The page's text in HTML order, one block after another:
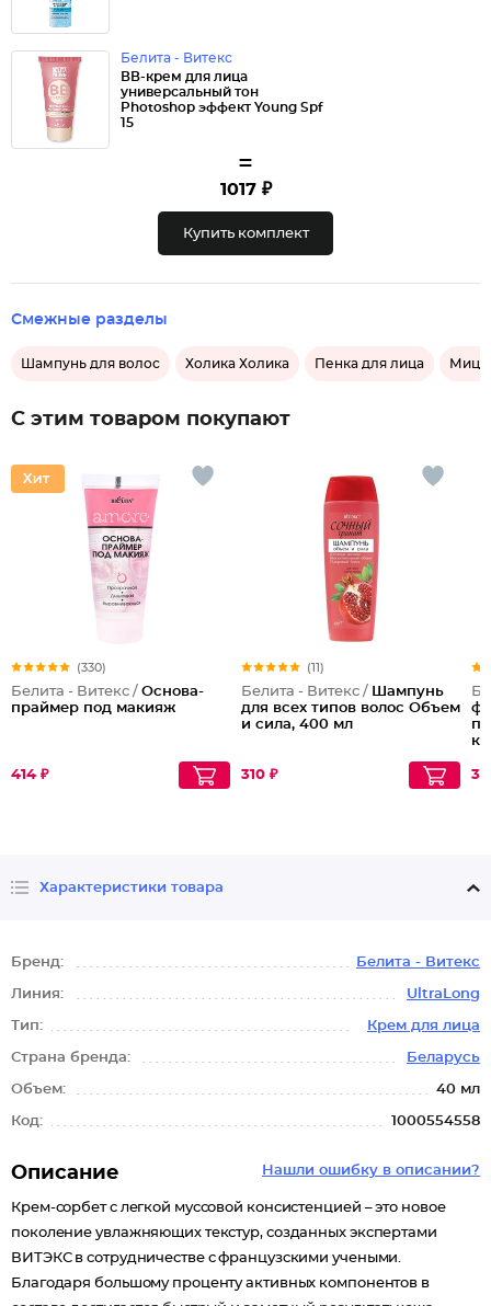
Белита - Витекс
ВВ-крем для лица
универсальный тон
Photoshop эффект Young Spf
15
=
1017 ₽
Купить комплект
Смежные разделы
Шампунь для волос Холика Холика Пенка для лица
С этим товаром покупают
(330)
Белита - Витекс / Основа-
праймер под макияж
414 ₽
(11)
Белита - Витекс / Шампунь
для всех типов волос Объем
и сила, 400 мл
310 ₽
Характеристики товара
Бренд: Белита - Витекс
Линия: UltraLong
Тип: Крем для лица
Страна бренда: Беларусь
Объем: 40 мл
Код: 1000554558
Нашли ошибку в описании?
Описание
Крем-сорбет с легкой муссовой консистенцией – это новое
поколение увлажняющих текстур, созданных экспертами
ВИТЭКС в сотрудничестве с французскими учеными.
Благодаря большому проценту активных компонентов в